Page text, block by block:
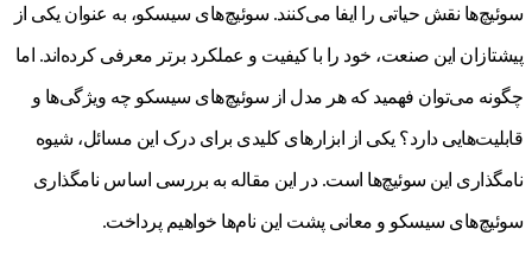
سوئیچ‌ها نقش حیاتی را ایفا می‌کنند. سوئیچ‌های سیسکو، به عنوان یکی از
پیشتازان این صنعت، خود را با کیفیت و عملکرد برتر معرفی کرده‌اند. اما
چگونه می‌توان فهمید که هر مدل از سوئیچ‌های سیسکو چه ویژگی‌ها و
قابلیت‌هایی دارد؟ یکی از ابزارهای کلیدی برای درک این مسائل، شیوه
نامگذاری این سوئیچ‌ها است. در این مقاله به بررسی اساس نامگذاری
سوئیچ‌های سیسکو و معانی پشت این نام‌ها خواهیم پرداخت.